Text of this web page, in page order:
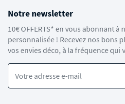
Notre newsletter
10€ OFFERTS* en vous abonnant
personnalisée ! Recevez nos bons
vos envies déco, à la fréquence qui
Votre adresse e-mail